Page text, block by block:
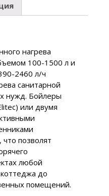
нагрева
100-1500 л и
2460 л/ч
санитарной
нужд. Бойлеры
или двумя
позволят
любой
до
помещений.